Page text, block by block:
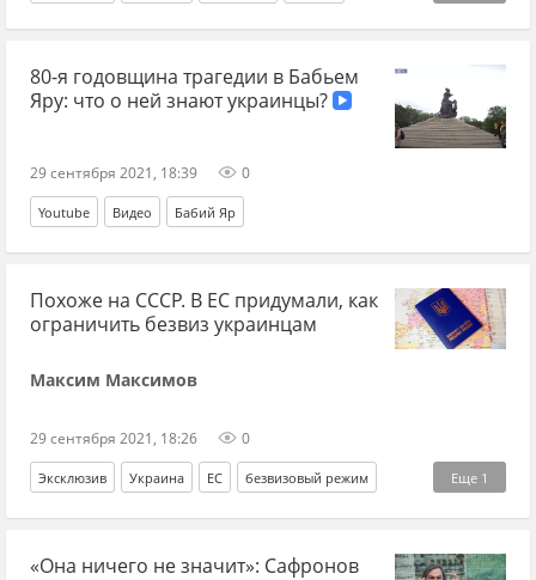
Северный поток-2 Бундестаг
80-я годовщина трагедии в Бабьем
Яру: что о ней знают украинцы?
29 сентября 2021, 18:39 0
Youtube Видео Бабий Яр
Похоже на СССР. В ЕС придумали, как
ограничить безвиз украинцам
Максим Максимов
29 сентября 2021, 18:26 0
Еще 1
Эксклюзив Украина ЕС безвизовый режим
Майдан
«Она ничего не значит»: Сафронов